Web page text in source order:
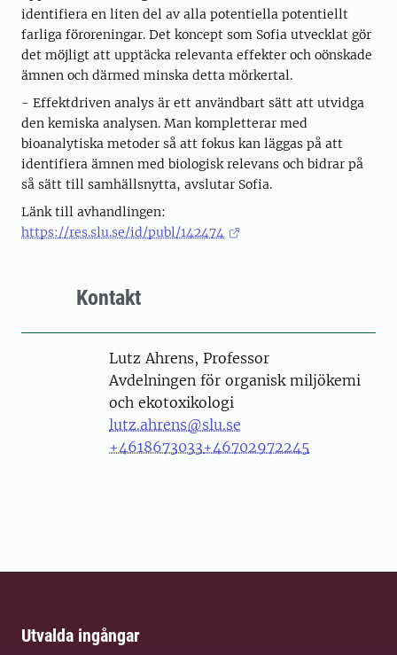
identifiera en liten del av alla potentiella potentiellt
farliga föroreningar. Det koncept som Sofia utvecklat gör
det möjligt att upptäcka relevanta effekter och oönskade
ämnen och därmed minska detta mörkertal.
- Effektdriven analys är ett användbart sätt att utvidga
den kemiska analysen. Man kompletterar med
bioanalytiska metoder så att fokus kan läggas på att
identifiera ämnen med biologisk relevans och bidrar på
så sätt till samhällsnytta, avslutar Sofia.
Länk till avhandlingen:
https://res.slu.se/id/publ/142474
Kontakt
PersonLutz Ahrens, Professor
Avdelningen för organisk miljökemi
och ekotoxikologi
lutz.ahrens@slu.se
+4618673033+46702972245
Utvalda ingångar